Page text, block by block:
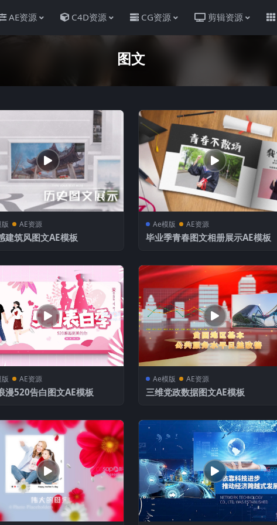
AE资源 C4D资源 CG资源 剪辑资源
图文
AE资源
建筑风图文AE模板
Ae模版 AE资源
毕业季青春图文相册展示AE模板
AE资源
漫520告白图文AE模板
Ae模版 AE资源
三维党政数据图文AE模板